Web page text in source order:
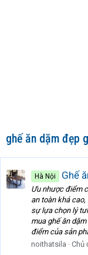
ghế ăn dặm đẹp
Hà Nội Ghế
Ưu nhược điểm
an toàn khá
sự lựa chọn lý
mua ghế ăn
điểm của sản
noithatsila
Chủ